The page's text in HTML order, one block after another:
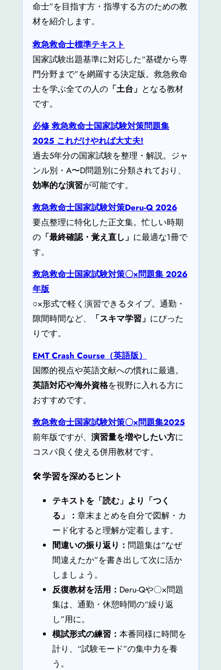
命士”を目指す方・指導する方のための教
材を紹介します。
救急救命士標準テキスト
国家試験出題基準に対応した“基礎から専
門分野まで”を網羅する決定版。救急救命
士を学ぶ全ての人の「土台」 となる教材
です。
必修 救急救命士国家試験対策問題集
2025 これだけやれば大丈夫!
過去5年分の国家試験を整理・解説。ジャ
ンル別・A〜D問題別に分類されており、
効率的な演習が可能です。
救急救命士国家試験対策Deru-Q 2026
要点整理に特化した正文集。忙しい時期
の「最終確認・覚え直し」 に最適な1冊で
す。
救急救命士国家試験対策〇×問題集 2026
年版
○×形式で軽く演習できるタイプ。通勤・
隙間時間など、
「スキマ学習」 にぴった
りです。
EMT Crash Course（英語版）
国際的視点や英語文献への慣れに最適。
英語対応や海外資格を視野に入れる方に
おすすめです。
救急救命士国家試験対策〇×問題集2025
前年版ですが、 演習量を増やしたい方に
コスパ良く使える併用教材です。
🛠 学習を深めるヒント
テキストを「読む」より「つく
る」： 章末まとめを自分で図解・カ
ード化すると理解が定着します。
間違いの振り返り： 問題集は“なぜ
間違えたか”を書き出して次に活か
しましょう。
反復教材を活用： Deru-Qや〇×問題
集は、通勤・休憩時間の“繰り返
し”用に。
模試形式の練習： 本番同様に時間を
計り、“試験モード”の集中力を養
う。